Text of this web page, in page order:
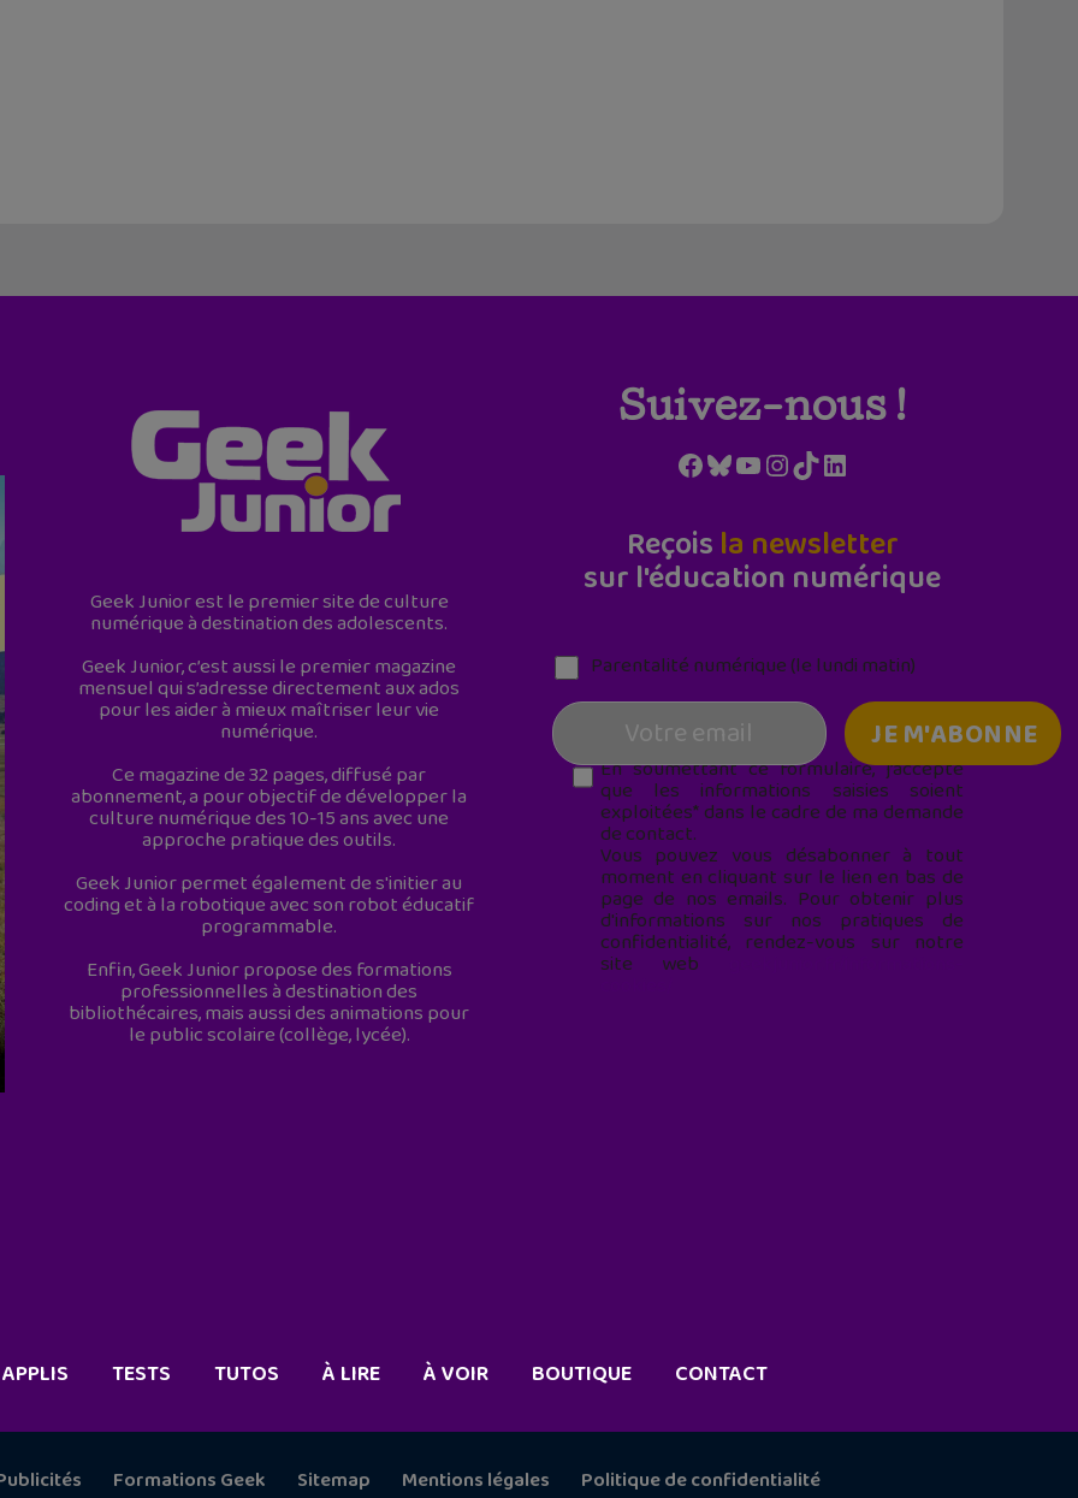
Geek Junior est le premier site de culture
numérique à destination des adolescents.
Geek Junior, c’est aussi le premier magazine
mensuel qui s’adresse directement aux ados
pour les aider à mieux maîtriser leur vie
numérique.
Ce magazine de 32 pages, diffusé par
abonnement, a pour objectif de développer la
culture numérique des 10-15 ans avec une
approche pratique des outils.
Geek Junior permet également de s'initier au
coding et à la robotique avec son robot éducatif
programmable.
Enfin, Geek Junior propose des formations
professionnelles à destination des
bibliothécaires, mais aussi des animations pour
le public scolaire (collège, lycée).
Suivez-nous !
Facebook
Bluesky
YouTube
Instagram
TikTokLinkedIn
Reçois la newsletter
sur l'éducation numérique
Parentalité numérique (le lundi matin)
En soumettant ce formulaire, j’accepte
que les informations saisies soient
exploitées* dans le cadre de ma demande
de contact.
Vous pouvez vous désabonner à tout
moment en cliquant sur le lien en bas de
page de nos emails. Pour obtenir plus
d'informations sur nos pratiques de
confidentialité, rendez-vous sur notre
site web
APPLIS TESTS TUTOS À LIRE À VOIR BOUTIQUE CONTACT
Formations Geek Sitemap Mentions légales Politique de confidentialité